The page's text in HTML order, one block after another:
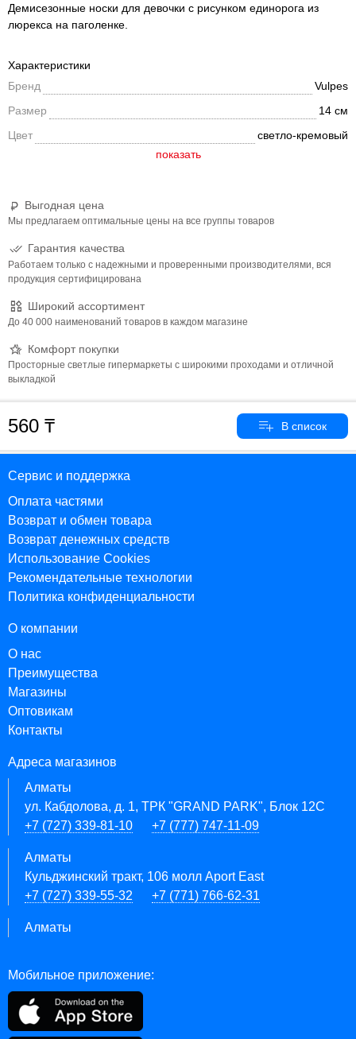
Демисезонные носки для девочки с рисунком единорога из
люрекса на паголенке.
Выгодная цена
Мы предлагаем оптимальные цены на все группы товаров
Гарантия качества
Работаем только с надежными и проверенными производителями, вся
продукция сертифицирована
Широкий ассортимент
До 40 000 наименований товаров в каждом магазине
Комфорт покупки
Просторные светлые гипермаркеты с широкими проходами и отличной
выкладкой
Характеристики
Бренд
Vulpes
Размер
14 см
Цвет
светло-кремовый
560
Сервис и поддержка
Оплата частями
Возврат и обмен товара
Возврат денежных средств
Использование Cookies
Рекомендательные технологии
Политика конфиденциальности
О компании
О нас
Преимущества
Магазины
Оптовикам
Контакты
Адреса магазинов
Алматы
ул. Кабдолова, д. 1, ТРК "GRAND PARK", Блок 12C
+7 (727) 339-81-10
+7 (777) 747-11-09
Алматы
Кульджинский тракт, 106 молл Aport East
+7 (727) 339-55-32
+7 (771) 766-62-31
Алматы
Мобильное приложение: